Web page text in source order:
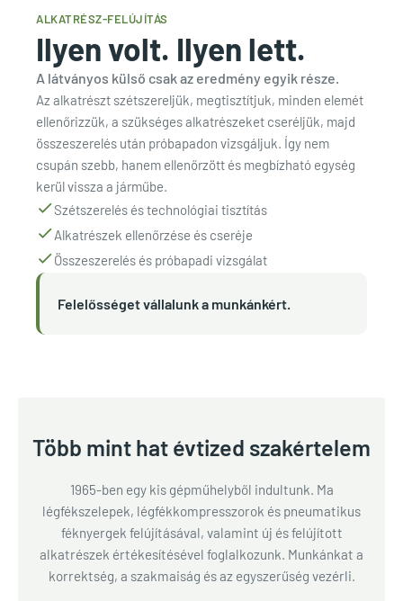
ALKATRÉSZ-FELÚJÍTÁS
Ilyen volt. Ilyen lett.
A látványos külső csak az eredmény egyik része.
Az alkatrészt szétszereljük, megtisztítjuk, minden elemét
ellenőrizzük, a szükséges alkatrészeket cseréljük, majd
összeszerelés után próbapadon vizsgáljuk. Így nem
csupán szebb, hanem ellenőrzött és megbízható egység
kerül vissza a járműbe.
Szétszerelés és technológiai tisztítás
Alkatrészek ellenőrzése és cseréje
Összeszerelés és próbapadi vizsgálat
Felelősséget vállalunk a munkánkért.
Több mint hat évtized szakértelem
1965-ben egy kis gépműhelyből indultunk. Ma
légfékszelepek, légfékkompresszorok és pneumatikus
féknyergek felújításával, valamint új és felújított
alkatrészek értékesítésével foglalkozunk. Munkánkat a
korrektség, a szakmaiság és az egyszerűség vezérli.